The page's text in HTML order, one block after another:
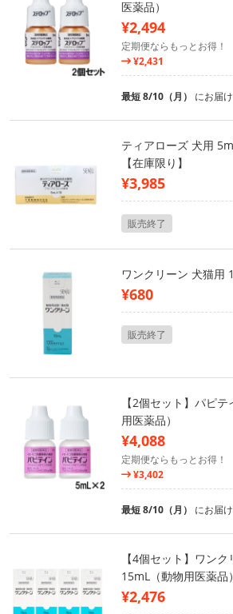
医薬品）
¥2,494
定期便ならもっとお得！
¥2,431
最短 8/10（月） にお届け
ティアローズ 犬用
【在庫限り】
¥3,985
販売終了
ワンクリーン 犬猫用
¥680
販売終了
【2個セット】パピ
用医薬品）
¥4,088
定期便ならもっとお得！
¥3,402
最短 8/10（月） にお届け
【4個セット】ワン
15mL（動物用医薬品
¥2,476